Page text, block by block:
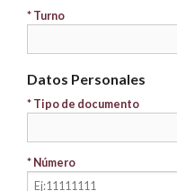
* Turno
Datos Personales
* Tipo de documento
* Número